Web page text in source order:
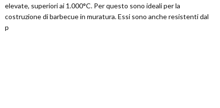
elevate, superiori ai 1.000°C. Per questo sono ideali per la
costruzione di barbecue in muratura. Essi sono anche resistenti dal
p